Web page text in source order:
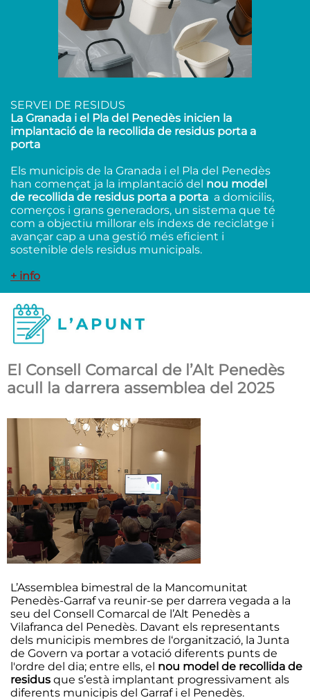
SERVEI DE RESIDUS
La Granada i el Pla del Penedès inicien la
implantació de la recollida de residus porta a
porta
Els municipis de la Granada i el Pla del Penedès
han començat ja la implantació del nou model
de recollida de residus porta a porta a domicilis,
comerços i grans generadors, un sistema que té
com a objectiu millorar els índexs de reciclatge i
avançar cap a una gestió més eficient i
sostenible dels residus municipals.
+ info
El Consell Comarcal de l’Alt Penedès
acull la darrera assemblea del 2025
L’Assemblea bimestral de la Mancomunitat
Penedès-Garraf va reunir-se per darrera vegada a la
seu del Consell Comarcal de l’Alt Penedès a
Vilafranca del Penedès. Davant els representants
dels municipis membres de l‘organització, la Junta
de Govern va portar a votació diferents punts de
l'ordre del dia; entre ells, el nou model de recollida de
residus que s’està implantant progressivament als
diferents municipis del Garraf i el Penedès.